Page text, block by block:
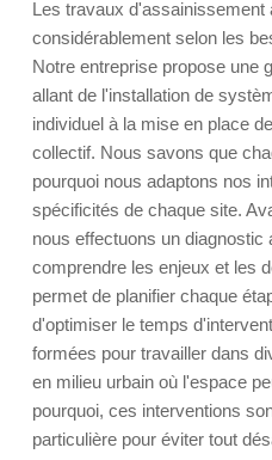
Les travaux d'assainissement
considérablement selon les
Notre entreprise propose une
allant de l'installation de
individuel à la mise en place
collectif. Nous savons que
pourquoi nous adaptons nos
spécificités de chaque site.
nous effectuons un
comprendre les enjeux et les
permet de planifier chaque
d'optimiser le temps
formées pour travailler dans
en milieu urbain où l'espace
pourquoi, ces interventions
particulière pour éviter tout